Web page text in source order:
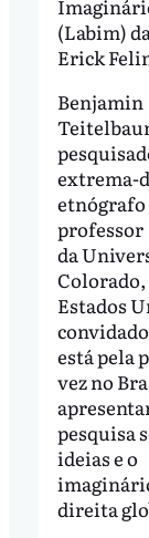
(Labim)
Erick
Benjamin
extrema-
etnógrafo
professor
da
Colorado,
Estados
está pela
vez no
pesquisa
ideias e o
direita